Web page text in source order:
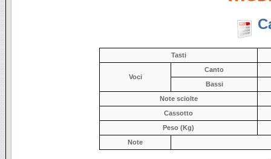
Tasti
Voci
Canto
Bassi
Note sciolte
Cassotto
Peso (Kg)
Note